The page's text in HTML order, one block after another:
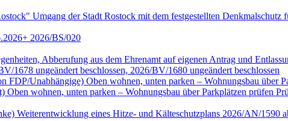
Umgang der Stadt Rostock mit dem festgestellten
2026/BS/020
Abberufung aus dem Ehrenamt auf eigenen Antrag und
1678 ungeändert beschlossen, 2026/BV/1680 ungeändert beschlossen
FDP/Unabhängige) Oben wohnen, unten parken – Wohnungsbau über
wohnen, unten parken – Wohnungsbau über Parkplätzen prüfen
Weiterentwicklung eines Hitze- und Kälteschutzplans 2026/AN/1590